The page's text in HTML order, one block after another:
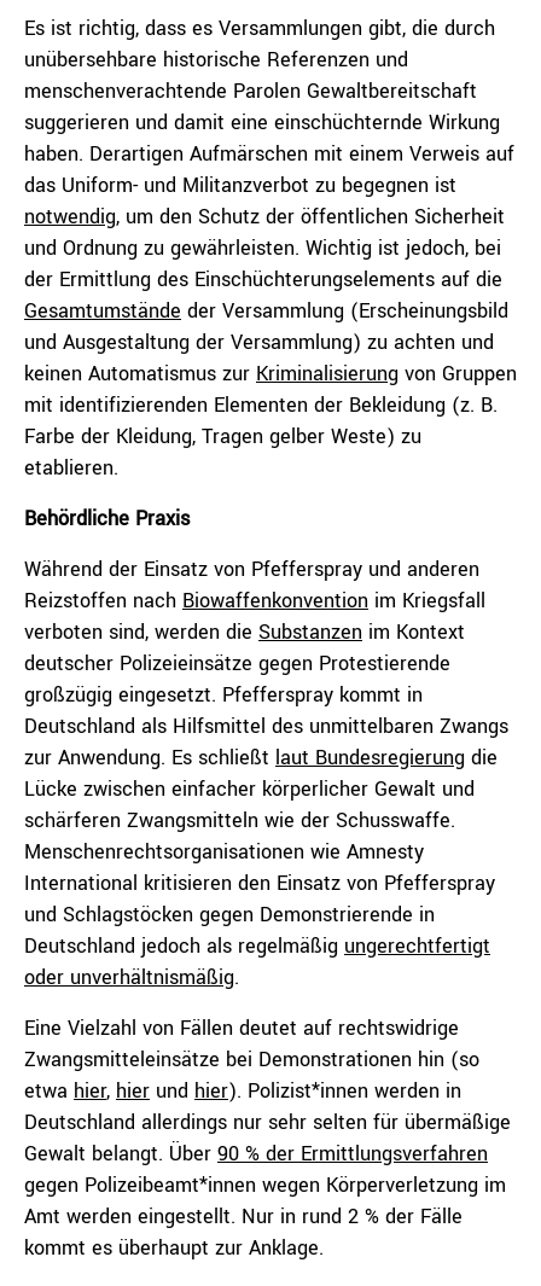
Es ist richtig, dass es Versammlungen gibt, die durch
unübersehbare historische Referenzen und
menschenverachtende Parolen Gewaltbereitschaft
suggerieren und damit eine einschüchternde Wirkung
haben. Derartigen Aufmärschen mit einem Verweis auf
das Uniform- und Militanzverbot zu begegnen ist
notwendig, um den Schutz der öffentlichen Sicherheit
und Ordnung zu gewährleisten. Wichtig ist jedoch, bei
der Ermittlung des Einschüchterungselements auf die
Gesamtumstände der Versammlung (Erscheinungsbild
und Ausgestaltung der Versammlung) zu achten und
keinen Automatismus zur Kriminalisierung von Gruppen
mit identifizierenden Elementen der Bekleidung (z. B.
Farbe der Kleidung, Tragen gelber Weste) zu
etablieren.
Behördliche Praxis
Während der Einsatz von Pfefferspray und anderen
Reizstoffen nach Biowaffenkonvention im Kriegsfall
verboten sind, werden die Substanzen im Kontext
deutscher Polizeieinsätze gegen Protestierende
großzügig eingesetzt. Pfefferspray kommt in
Deutschland als Hilfsmittel des unmittelbaren Zwangs
zur Anwendung. Es schließt laut Bundesregierung die
Lücke zwischen einfacher körperlicher Gewalt und
schärferen Zwangsmitteln wie der Schusswaffe.
Menschenrechtsorganisationen wie Amnesty
International kritisieren den Einsatz von Pfefferspray
und Schlagstöcken gegen Demonstrierende in
Deutschland jedoch als regelmäßig ungerechtfertigt
oder unverhältnismäßig.
Eine Vielzahl von Fällen deutet auf rechtswidrige
Zwangsmitteleinsätze bei Demonstrationen hin (so
etwa hier, hier und hier). Polizist*innen werden in
Deutschland allerdings nur sehr selten für übermäßige
Gewalt belangt. Über 90 % der Ermittlungsverfahren
gegen Polizeibeamt*innen wegen Körperverletzung im
Amt werden eingestellt. Nur in rund 2 % der Fälle
kommt es überhaupt zur Anklage.